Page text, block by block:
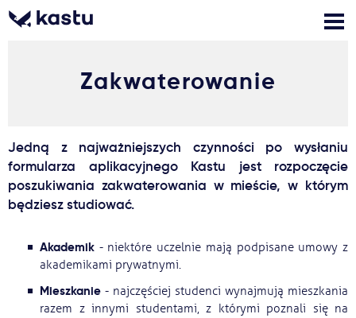
1
Powiadomienia
Zadzwoń Bezpłatne konsultacje
Gdzie studiować?
Zakwaterowanie
Jedną z najważniejszych czynności po wysłaniu
formularza aplikacyjnego Kastu jest rozpoczęcie
poszukiwania zakwaterowania w mieście, w którym
będziesz studiować.
Akademik - niektóre uczelnie mają podpisane umowy z
akademikami prywatnymi.
Mieszkanie - najczęściej studenci wynajmują mieszkania
razem z innymi studentami, z którymi poznali się na